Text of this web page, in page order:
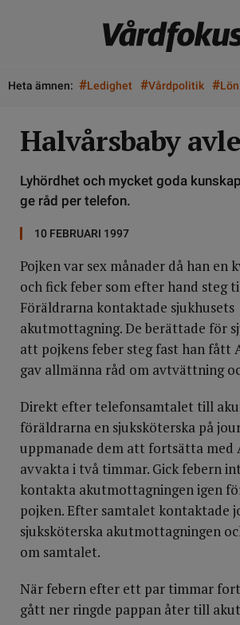
Heta ämnen: #Ledighet #Vårdpolitik #Lön
Halvårsbaby
Lyhördhet och mycket goda
ge råd per telefon.
10 FEBRUARI 1997
Pojken var sex månader då han en
och fick feber som efter hand steg
Föräldrarna kontaktade sjukhusets
akutmottagning. De berättade för
att pojkens feber steg fast han fått
gav allmänna råd om avtvättning
Direkt efter telefonsamtalet till
föräldrarna en sjuksköterska på
uppmanade dem att fortsätta med
avvakta i två timmar. Gick febern
kontakta akutmottagningen igen
pojken. Efter samtalet kontaktade
sjuksköterska akutmottagningen
om samtalet.
När febern efter ett par timmar
gått ner ringde pappan åter till